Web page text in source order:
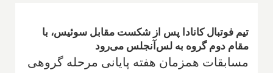
تیم فوتبال کانادا پس از شکست مقابل سوئیس، با
مقام دوم گروه به لس‌آنجلس می‌رود
مسابقات همزمان هفته پایانی مرحله گروهی